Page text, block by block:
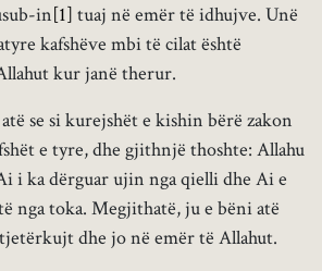
in[1] tuaj në emër të idhujve. Unë
kafshëve mbi të cilat është
kur janë therur.
se si kurejshët e kishin bërë zakon
e tyre, dhe gjithnjë thoshte: Allahu
i ka dërguar ujin nga qielli dhe Ai e
nga toka. Megjithatë, ju e bëni atë
dhe jo në emër të Allahut.